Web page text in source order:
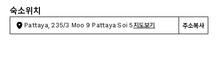
숙소위치
Pattaya, 235/3 Moo 9 Pattaya Soi 5 지도보기 주소복사